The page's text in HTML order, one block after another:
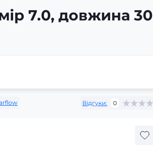
7.0, довжина 30
Відгуки: 0